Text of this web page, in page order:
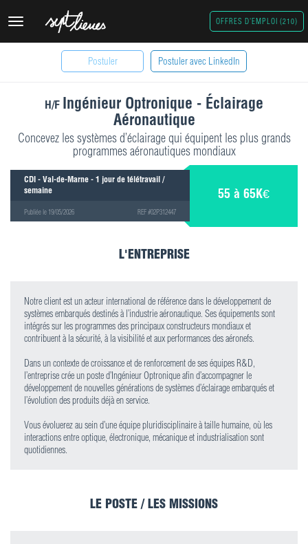
Toggle
OFFRES D'EMPLOI (210)
Postuler Postuler avec LinkedIn
H/F Ingénieur Optronique - Éclairage
Aéronautique
Concevez les systèmes d’éclairage qui équipent les plus grands
programmes aéronautiques mondiaux
CDI - Val-de-Marne - 1 jour de télétravail /
semaine
Publiée le 19/05/2026 REF #02P312447
55 à 65K€
L'ENTREPRISE
Notre client est un acteur international de référence dans le développement de
systèmes embarqués destinés à l’industrie aéronautique. Ses équipements sont
intégrés sur les programmes des principaux constructeurs mondiaux et
contribuent à la sécurité, à la visibilité et aux performances des aéronefs.
Dans un contexte de croissance et de renforcement de ses équipes R&D,
l’entreprise crée un poste d’Ingénieur Optronique afin d’accompagner le
développement de nouvelles générations de systèmes d’éclairage embarqués et
l’évolution des produits déjà en service.
Vous évoluerez au sein d’une équipe pluridisciplinaire à taille humaine, où les
interactions entre optique, électronique, mécanique et industrialisation sont
quotidiennes.
LE POSTE / LES MISSIONS